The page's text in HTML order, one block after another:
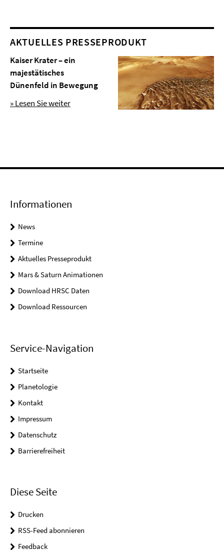
AKTUELLES PRESSEPRODUKT
Kaiser Krater – ein
majestätisches
Dünenfeld in Bewegung
» Lesen Sie weiter
Informationen
News
Termine
Aktuelles Presseprodukt
Mars & Saturn Animationen
Download HRSC Daten
Download Ressourcen
Service-Navigation
Startseite
Planetologie
Kontakt
Impressum
Datenschutz
Barrierefreiheit
Diese Seite
Drucken
RSS-Feed abonnieren
Feedback